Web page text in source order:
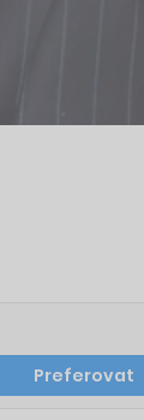
Preferovat